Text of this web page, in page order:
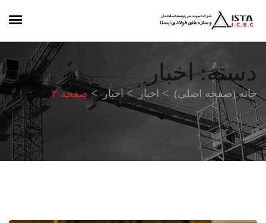
دسته:اخبار
خانه (صفحه اصلی) اخبار اخبار صفحه ۲